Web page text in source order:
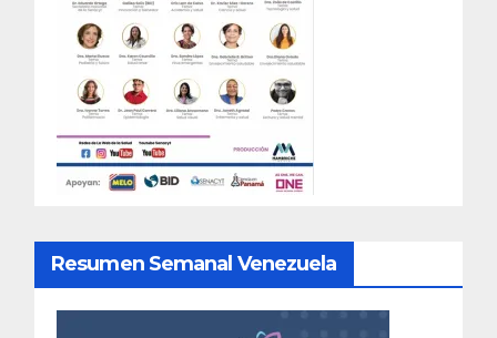
Resumen Semanal Venezuela